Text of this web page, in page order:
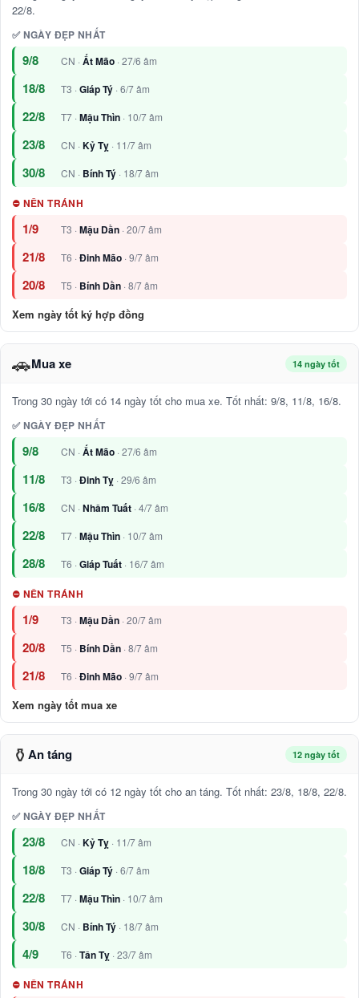
22/8.
✅ NGÀY ĐẸP NHẤT
9/8 CN · Ất Mão · 27/6 âm
18/8 T3 · Giáp Tý · 6/7 âm
22/8 T7 · Mậu Thìn · 10/7 âm
23/8 CN · Kỷ Tỵ · 11/7 âm
30/8 CN · Bính Tý · 18/7 âm
⛔ NÊN TRÁNH
1/9 T3 ·Mậu Dần · 20/7 âm
21/8 T6 ·Đinh Mão · 9/7 âm
20/8 T5 · Bính Dần · 8/7 âm
Xem ngày tốt ký hợp đồng
🚗Mua xe 14 ngày tốt
Trong 30 ngày tới có 14 ngày tốt cho mua xe. Tốt nhất: 9/8, 11/8, 16/8.
✅ NGÀY ĐẸP NHẤT
9/8 CN · Ất Mão · 27/6 âm
11/8 T3 · Đinh Tỵ · 29/6 âm
16/8 CN · Nhâm Tuất · 4/7 âm
22/8 T7 · Mậu Thìn · 10/7 âm
28/8 T6 · Giáp Tuất · 16/7 âm
⛔ NÊN TRÁNH
1/9 T3 ·Mậu Dần · 20/7 âm
20/8 T5 · Bính Dần · 8/7 âm
21/8 T6 ·Đinh Mão · 9/7 âm
Xem ngày tốt mua xe
⚱️ An táng 12 ngày tốt
Trong 30 ngày tới có 12 ngày tốt cho an táng. Tốt nhất: 23/8, 18/8, 22/8.
✅ NGÀY ĐẸP NHẤT
23/8 CN · Kỷ Tỵ · 11/7 âm
18/8 T3 · Giáp Tý · 6/7 âm
22/8 T7 · Mậu Thìn · 10/7 âm
30/8 CN · Bính Tý · 18/7 âm
4/9 T6 · Tân Tỵ · 23/7 âm
⛔ NÊN TRÁNH